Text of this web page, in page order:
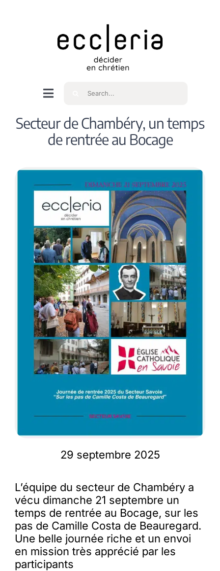
Navigation
bascule
Accueil
Intéressés
Spiritualité
Membres
L’actu
Nous soutenir
La revue Responsables
Rechercher
Secteur de Chambéry, un temps
de rentrée au Bocage
29 septembre 2025
L’équipe du secteur de Chambéry a
vécu dimanche 21 septembre un
temps de rentrée au Bocage, sur les
pas de Camille Costa de Beauregard.
Une belle journée riche et un envoi
en mission très apprécié par les
participants